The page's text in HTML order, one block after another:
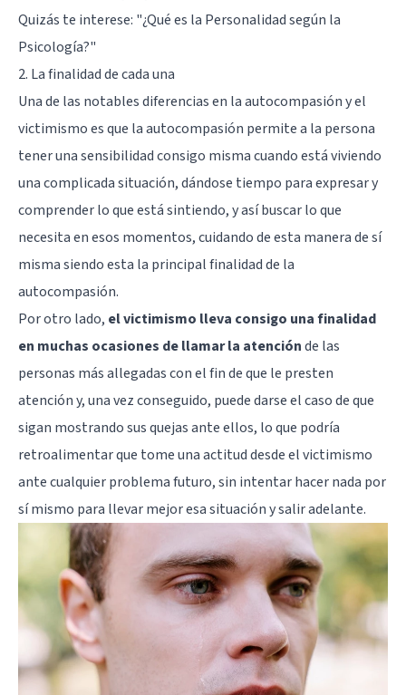
Quizás te interese: "¿Qué es la Personalidad según la
Psicología?"
2. La finalidad de cada una
Una de las notables diferencias en la autocompasión y el
victimismo es que la autocompasión permite a la persona
tener una sensibilidad consigo misma cuando está viviendo
una complicada situación, dándose tiempo para expresar y
comprender lo que está sintiendo, y así buscar lo que
necesita en esos momentos, cuidando de esta manera de sí
misma siendo esta la principal finalidad de la
autocompasión.
Por otro lado, el victimismo lleva consigo una finalidad
en muchas ocasiones de llamar la atenciónde las
personas más allegadas con el fin de que le presten
atención y, una vez conseguido, puede darse el caso de que
sigan mostrando sus quejas ante ellos, lo que podría
retroalimentar que tome una actitud desde el victimismo
ante cualquier problema futuro, sin intentar hacer nada por
sí mismo para llevar mejor esa situación y salir adelante.